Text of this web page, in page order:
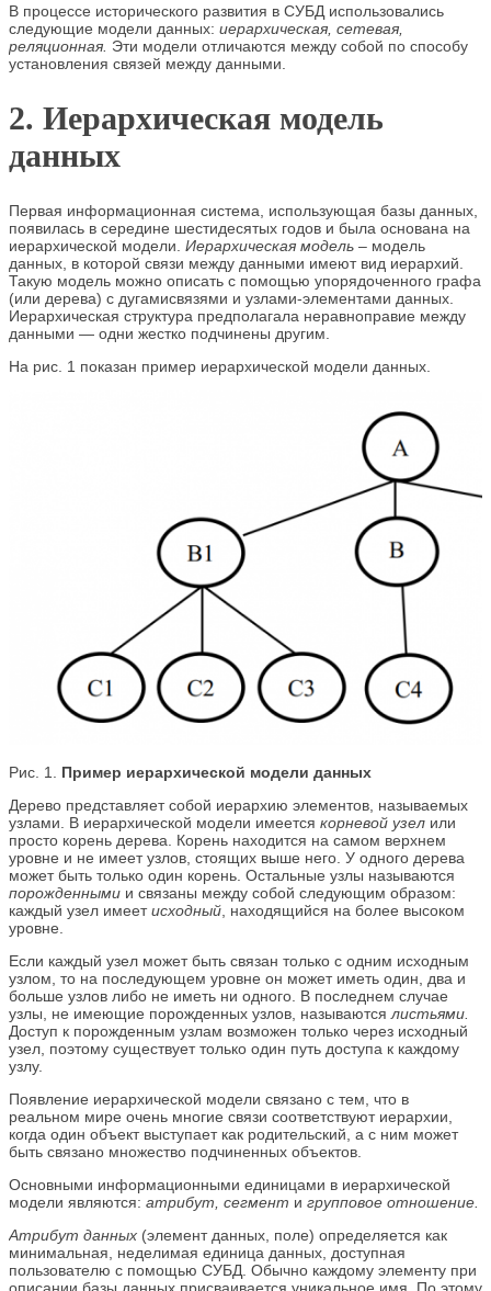
В процессе исторического развития в СУБД использовались
следующие модели данных: иерархическая, сетевая,
реляционная. Эти модели отличаются между собой по способу
установления связей между данными.
2. Иерархическая модель
данных
Первая информационная система, использующая базы данных,
появилась в середине шестидесятых годов и была основана на
иерархической модели. Иерархическая модель – модель
данных, в которой связи между данными имеют вид иерархий.
Такую модель можно описать с помощью упорядоченного графа
(или дерева) с дугамисвязями и узлами-элементами данных.
Иерархическая структура предполагала неравноправие между
данными — одни жестко подчинены другим.
На рис. 1 показан пример иерархической модели данных.
Рис. 1. Пример иерархической модели данных
Дерево представляет собой иерархию элементов, называемых
узлами. В иерархической модели имеется корневой узел или
просто корень дерева. Корень находится на самом верхнем
уровне и не имеет узлов, стоящих выше него. У одного дерева
может быть только один корень. Остальные узлы называются
порожденными и связаны между собой следующим образом:
каждый узел имеетисходный , находящийся на более высоком
уровне.
Если каждый узел может быть связан только с одним исходным
узлом, то на последующем уровне он может иметь один, два и
больше узлов либо не иметь ни одного. В последнем случае
узлы, не имеющие порожденных узлов, называются листьями.
Доступ к порожденным узлам возможен только через исходный
узел, поэтому существует только один путь доступа к каждому
узлу.
Появление иерархической модели связано с тем, что в
реальном мире очень многие связи соответствуют иерархии,
когда один объект выступает как родительский, а с ним может
быть связано множество подчиненных объектов.
Основными информационными единицами в иерархической
модели являются: атрибут, сегмент и групповое отношение.
Атрибут данных (элемент данных, поле) определяется как
минимальная, неделимая единица данных, доступная
пользователю с помощью СУБД. Обычно каждому элементу при
описании базы данных присваивается уникальное имя. По этому